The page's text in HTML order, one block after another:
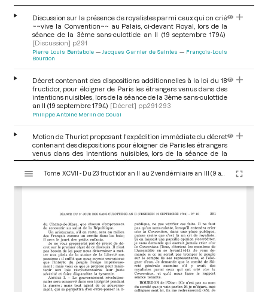
Discussion sur la présence de royalistes parmi ceux qui on crié
~~vive la Convention~~ au Palais, ci-devant Royal, lors de la
séance de la 3ème sans-culottide an II (19 septembre 1794)
[Discussion] p.291
Pierre Louis Bentabole Jacques Garnier de Saintes
François-Louis
Bourdon
Décret contenant des dispositions additionnelles à la loi du 18
fructidor, pour éloigner de Paris les étrangers venus dans des
intentions nuisibles, lors de la séance de la 3ème sans-culottide
an II (19 septembre 1794) [Décret] pp.291-293
Philippe Antoine Merlin de Douai
Motion de Thuriot proposant l'expédition immédiate du décret
contenant des dispositions pour éloigner de Paris les étrangers
venus dans des intentions nuisibles, lors de la séance de la
3ème sans-culottide an II (19 septembre 1794) [Motion et
motion d'ordre]
p.293
Jacques Alexis Thuriot
s